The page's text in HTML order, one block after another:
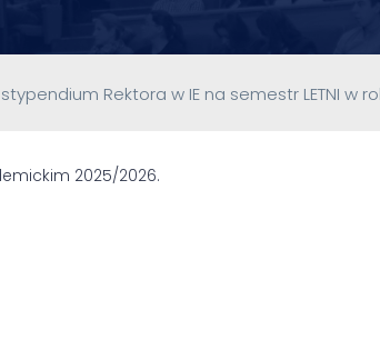
Rektora w IE na semestr LETNI w
2025/2026.